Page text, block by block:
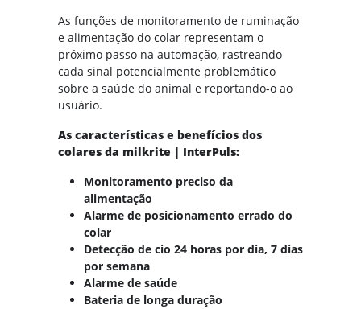
As funções de monitoramento de ruminação
e alimentação do colar representam o
próximo passo na automação, rastreando
cada sinal potencialmente problemático
sobre a saúde do animal e reportando-o ao
usuário.
As características e benefícios dos
colares da milkrite | InterPuls:
Monitoramento preciso da
alimentação
Alarme de posicionamento errado do
colar
Detecção de cio 24 horas por dia, 7 dias
por semana
Alarme de saúde
Bateria de longa duração